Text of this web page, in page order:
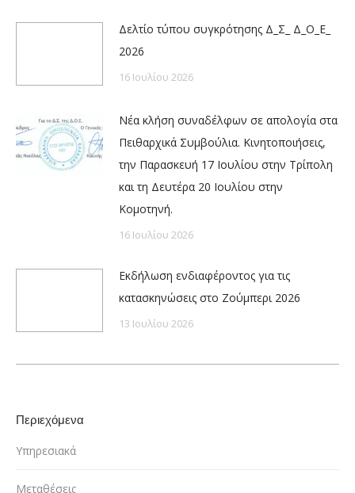
Δελτίο τύπου συγκρότησης Δ_Σ_ Δ_Ο_Ε_
2026
16 Ιουλίου 2026
Νέα κλήση συναδέλφων σε απολογία στα
Πειθαρχικά Συμβούλια. Κινητοποιήσεις,
την Παρασκευή 17 Ιουλίου στην Τρίπολη
και τη Δευτέρα 20 Ιουλίου στην
Κομοτηνή.
16 Ιουλίου 2026
Εκδήλωση ενδιαφέροντος για τις
κατασκηνώσεις στο Ζούμπερι 2026
13 Ιουλίου 2026
Περιεχόμενα
Υπηρεσιακά
Μεταθέσεις